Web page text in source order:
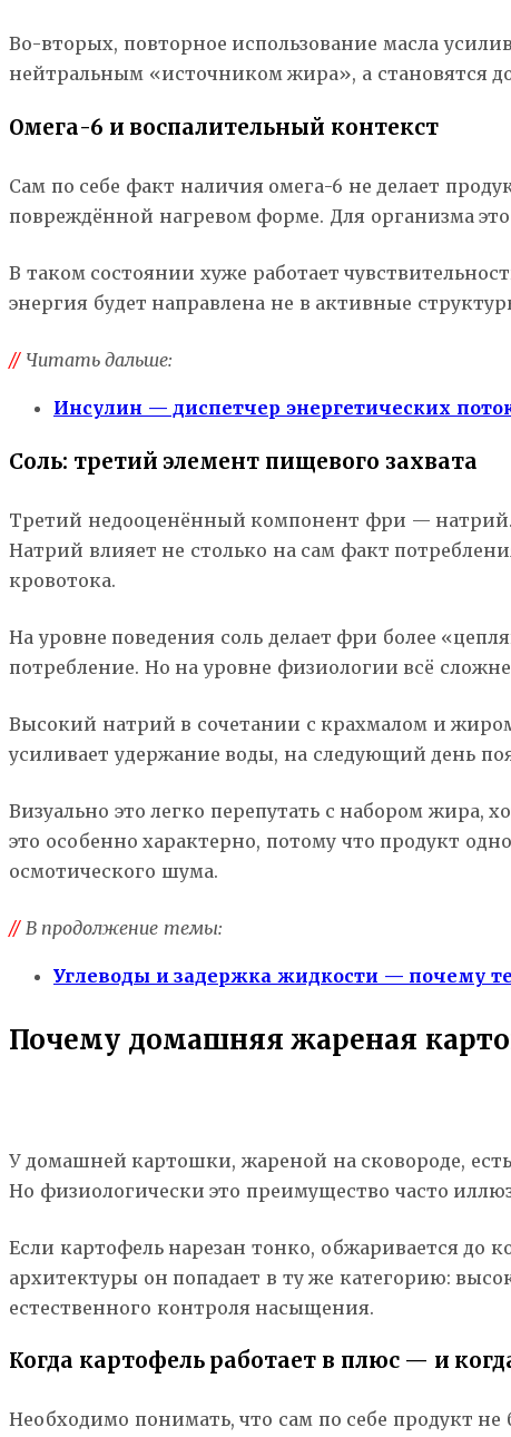
Во-вторых, повторное использование масла
нейтральным «источником жира», а становятся
Омега-6 и воспалительный контекст
Сам по себе факт наличия омега-6 не делает
повреждённой нагревом форме. Для организма
В таком состоянии хуже работает
энергия будет направлена не в активные
//Читать дальше:
Инсулин — диспетчер энергетических
Соль: третий элемент пищевого захвата
Третий недооценённый компонент фри — натрий.
Натрий влияет не столько на сам факт
кровотока.
На уровне поведения соль делает фри более
потребление. Но на уровне физиологии всё
Высокий натрий в сочетании с крахмалом и
усиливает удержание воды, на следующий день
Визуально это легко перепутать с набором жира,
это особенно характерно, потому что продукт
осмотического шума.
//В продолжение темы:
Углеводы и задержка жидкости — почему
Почему домашняя жареная
У домашней картошки, жареной на сковороде,
Но физиологически это преимущество часто
Если картофель нарезан тонко, обжаривается до
архитектуры он попадает в ту же категорию:
естественного контроля насыщения.
Когда картофель работает в плюс — и
Необходимо понимать, что сам по себе продукт